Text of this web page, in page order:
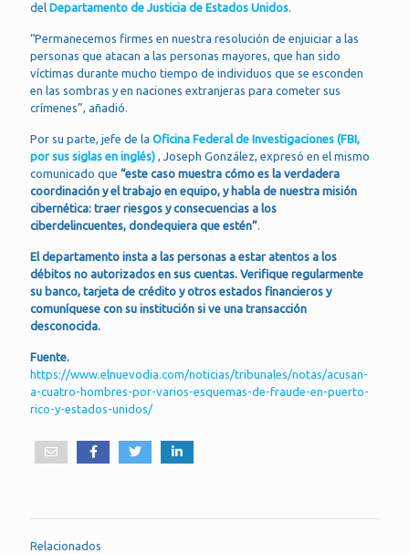
del Departamento de Justicia de Estados Unidos.
“Permanecemos firmes en nuestra resolución de enjuiciar a las
personas que atacan a las personas mayores, que han sido
víctimas durante mucho tiempo de individuos que se esconden
en las sombras y en naciones extranjeras para cometer sus
crímenes”, añadió.
Por su parte, jefe de la Oficina Federal de Investigaciones (FBI,
por sus siglas en inglés) , Joseph González, expresó en el mismo
comunicado que “este caso muestra cómo es la verdadera
coordinación y el trabajo en equipo, y habla de nuestra misión
cibernética: traer riesgos y consecuencias a los
ciberdelincuentes, dondequiera que estén”.
El departamento insta a las personas a estar atentos a los
débitos no autorizados en sus cuentas. Verifique regularmente
su banco, tarjeta de crédito y otros estados financieros y
comuníquese con su institución si ve una transacción
desconocida.
Fuente.
https://www.elnuevodia.com/noticias/tribunales/notas/acusan-
a-cuatro-hombres-por-varios-esquemas-de-fraude-en-puerto-
rico-y-estados-unidos/
Relacionados